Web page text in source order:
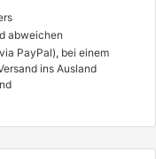
abweichen
PayPal), bei einem
ins Ausland